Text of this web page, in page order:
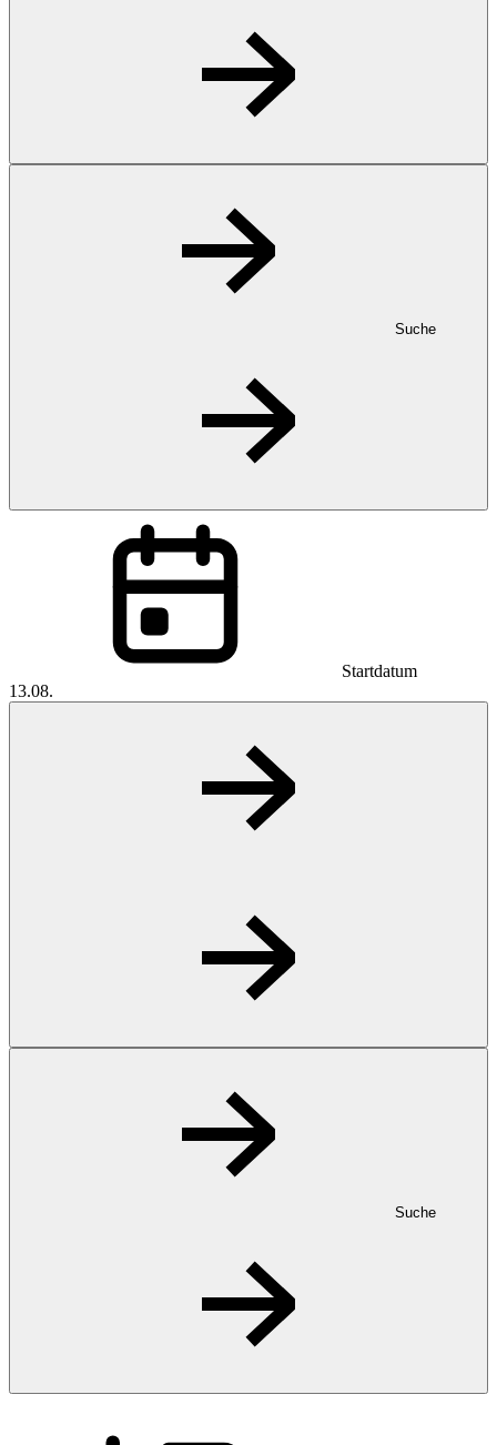
Suche
Startdatum
13.08.
Suche